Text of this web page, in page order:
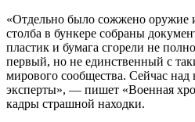
«Отдельно было сожжено оружие
столба в бункере собраны
пластик и бумага сгорели не
первый, но не единственный с
мирового сообщества. Сейчас над
эксперты», — пишет «Военная
кадры страшной находки.